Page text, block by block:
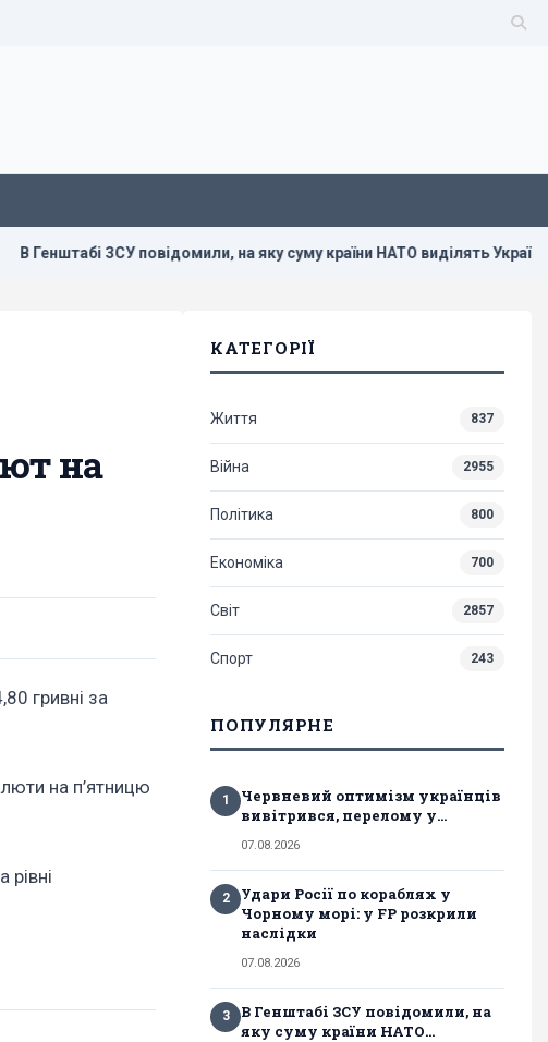
ЗСУ повідомили, на яку суму країни НАТО виділять Україні
на
гривні за
на п’ятницю
КАТЕГОРІЇ
Життя 837
Війна 2955
Політика 800
Економіка 700
Світ 2857
Спорт 243
ПОПУЛЯРНЕ
1
Червневий оптимізм українців
вивітрився, перелому у...
07.08.2026
2
Удари Росії по кораблях у
Чорному морі: у FP розкрили
наслідки
07.08.2026
3
В Генштабі ЗСУ повідомили, на
яку суму країни НАТО...